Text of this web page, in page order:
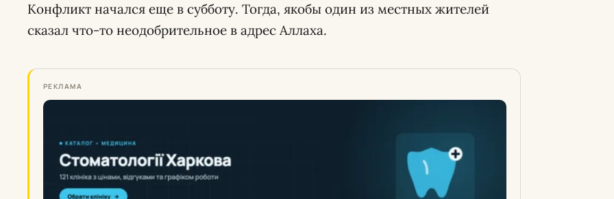
Конфликт начался еще в субботу. Тогда, якобы один из местных жителей
сказал что-то неодобрительное в адрес Аллаха.
РЕКЛАМА